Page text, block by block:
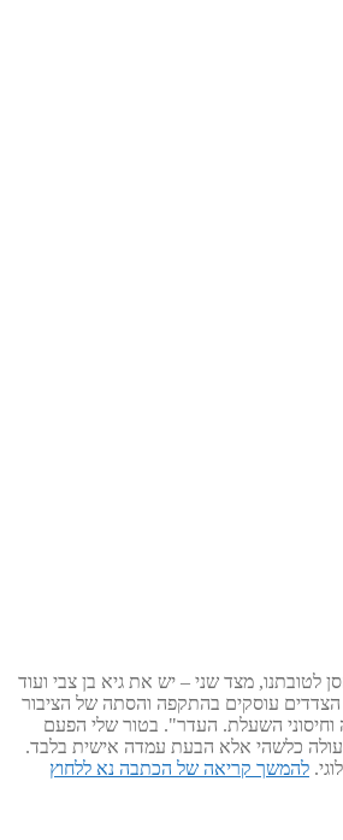
עלינו לחסן לטובתנו, מצד שני – יש את גיא בן צבי ועוד
הצדדים עוסקים בהתקפה והסתה של הציבור
וחיסוני השעלת. העדר". בטור שלי הפעם
המלצה לפעולה או המנעות מפעולה כלשהי אלא הבעת עמדה אישית בלבד.
להמשך קריאה של הכתבה נא ללחוץ